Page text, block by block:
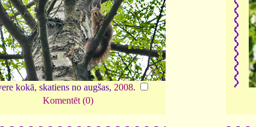
kokā, skatiens no augšas, 2008.
Komentēt (0)